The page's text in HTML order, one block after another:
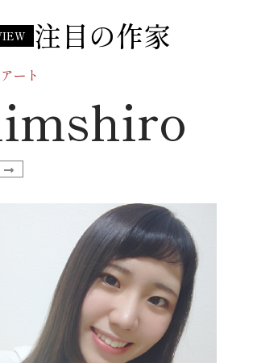
注目の作家
ート